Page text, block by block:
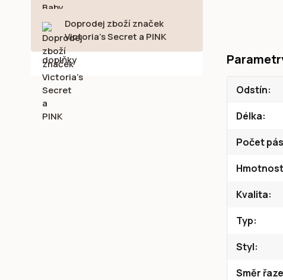
Doprodej zboží značek
Victoria's Secret a PINK
Odstín
Délka
Počet
Kvalita
Typ
Styl
Směr